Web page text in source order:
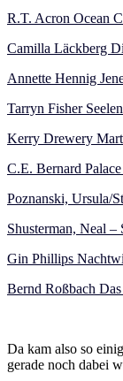
R.T. Acron Ocean
Camilla Läckberg
Annette Hennig
Tarryn Fisher
Kerry Drewery
C.E. Bernard
Poznanski, Ursula/
Shusterman, Neal –
Gin Phillips
Bernd Roßbach
Da kam also so
gerade noch dabei